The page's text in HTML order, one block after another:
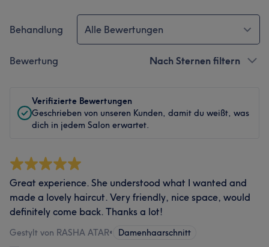
Behandlung Alle Bewertungen
Bewertung Nach Sternen filtern
Verifizierte Bewertungen
Geschrieben von unseren Kunden, damit du weißt, was
dich in jedem Salon erwartet.
Great experience. She understood what I wanted and
made a lovely haircut. Very friendly, nice space, would
definitely come back. Thanks a lot!
Gestylt von RASHA ATAR• Damenhaarschnitt